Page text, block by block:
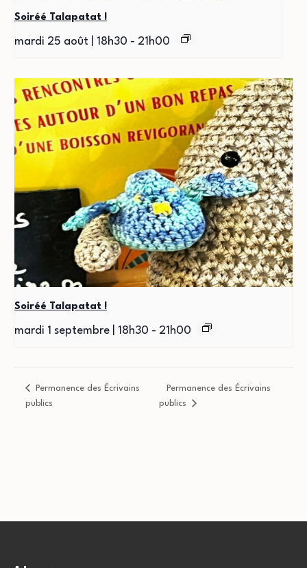
Soiréé Talapatat !
mardi 25 août | 18h30 - 21h00
Soiréé Talapatat !
mardi 1 septembre | 18h30 - 21h00
Permanence des Écrivains
publics
Permanence des Écrivains
publics